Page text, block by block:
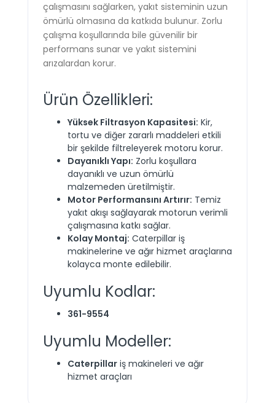
çalışmasını sağlarken, yakıt sisteminin uzun
ömürlü olmasına da katkıda bulunur. Zorlu
çalışma koşullarında bile güvenilir bir
performans sunar ve yakıt sistemini
arızalardan korur.
Ürün Özellikleri:
Yüksek Filtrasyon Kapasitesi: Kir,
tortu ve diğer zararlı maddeleri etkili
bir şekilde filtreleyerek motoru korur.
Dayanıklı Yapı: Zorlu koşullara
dayanıklı ve uzun ömürlü
malzemeden üretilmiştir.
Motor Performansını Artırır: Temiz
yakıt akışı sağlayarak motorun verimli
çalışmasına katkı sağlar.
Kolay Montaj: Caterpillar iş
makinelerine ve ağır hizmet araçlarına
kolayca monte edilebilir.
Uyumlu Kodlar:
361-9554
Uyumlu Modeller:
Caterpillar iş makineleri ve ağır
hizmet araçları